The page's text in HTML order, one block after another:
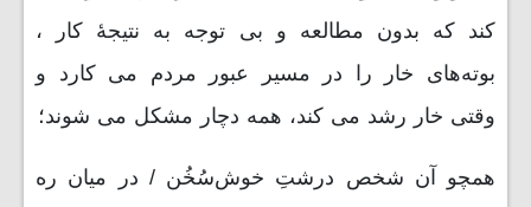
کند که بدون مطالعه و بی توجه به نتیجۀ کار ،
بوته‌های خار را در مسیر عبور مردم می کارد و
وقتی خار رشد می کند، همه دچار مشکل می شوند؛
همچو آن شخص درشتِ خوش‌سُخُن / در میان ره